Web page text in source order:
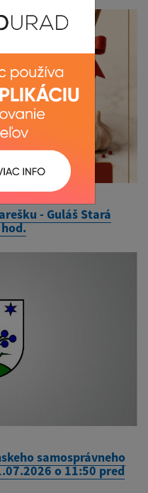
- Guláš Stará
samosprávneho
o 11:50 pred